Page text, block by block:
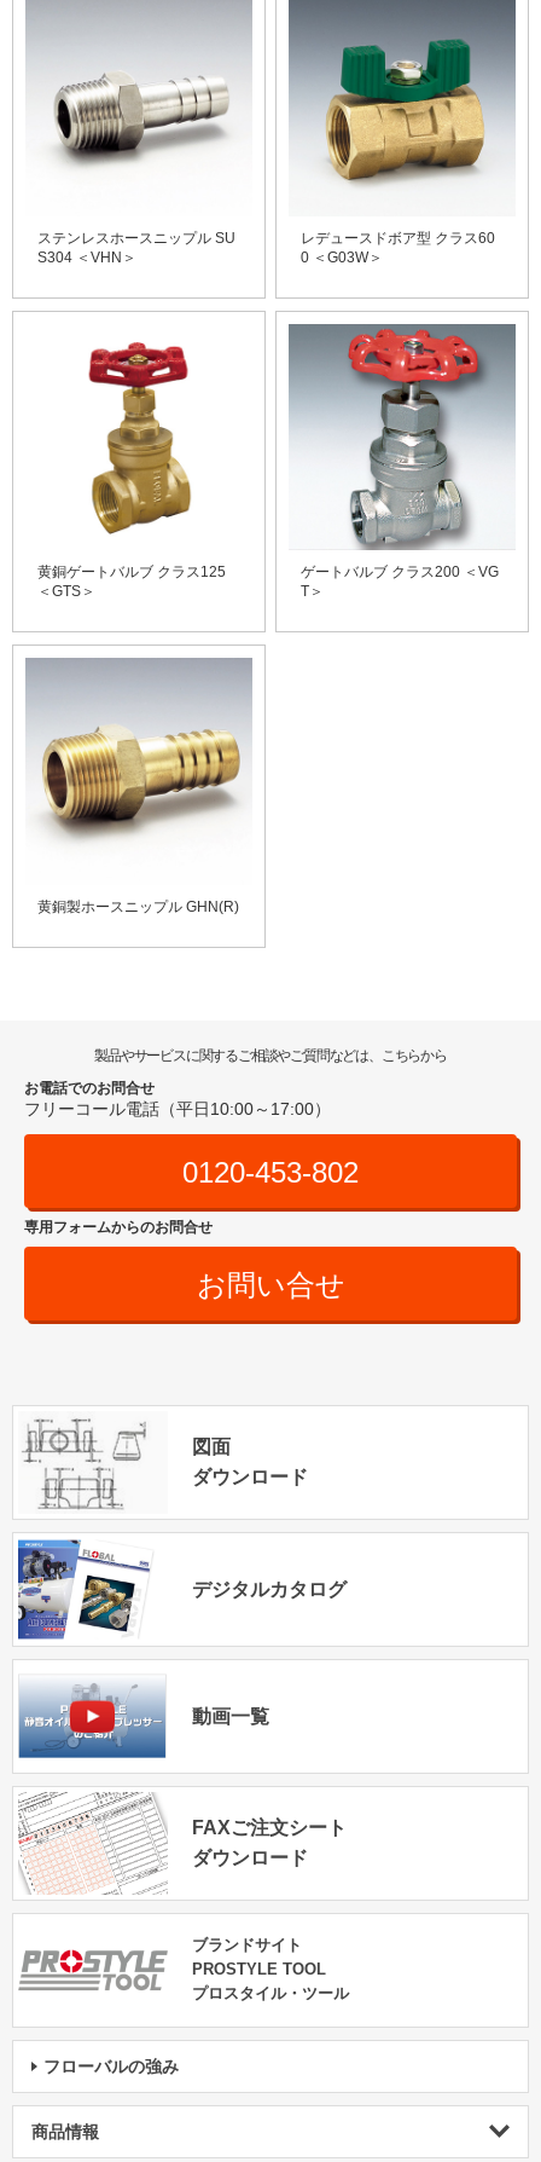
ステンレスホースニップル SU
S304 ＜VHN＞
レデュースドボア型 クラス60
0 ＜G03W＞
黄銅ゲートバルブ クラス125
＜GTS＞
ゲートバルブ クラス200 ＜VG
T＞
黄銅製ホースニップル GHN(R)
製品やサービスに関するご相談やご質問などは、こちらから
お電話でのお問合せ
フリーコール電話（平日10:00～17:00）
0120-453-802
専用フォームからのお問合せ
お問い合せ
図面
ダウンロード
デジタルカタログ
動画一覧
FAXご注文シート
ダウンロード
ブランドサイト
PROSTYLE TOOL
プロスタイル・ツール
フローバルの強み
商品情報